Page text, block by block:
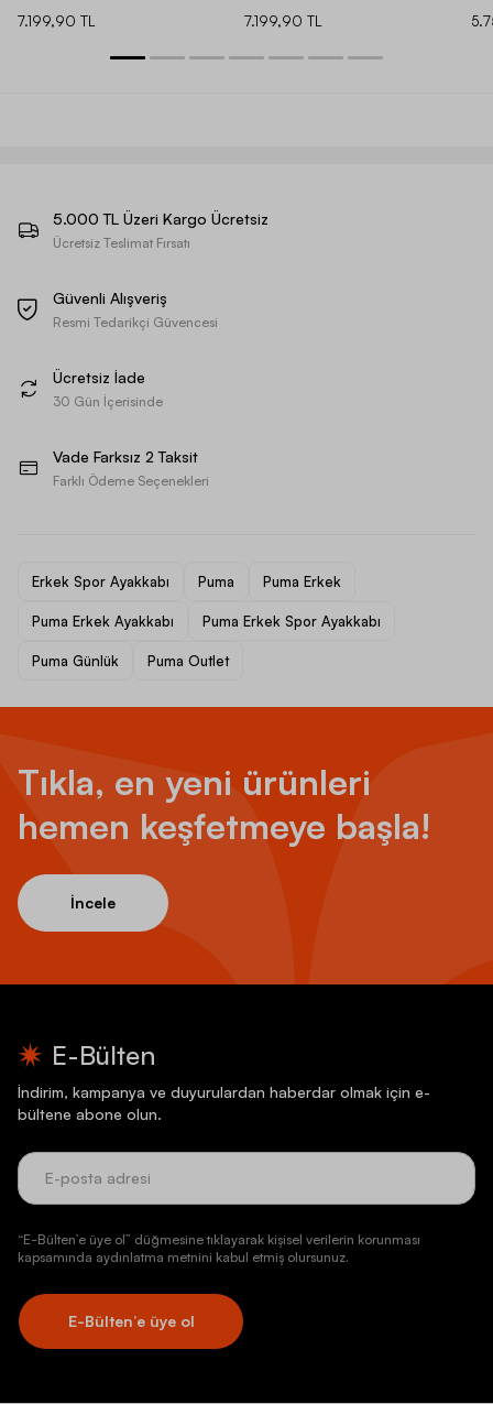
7.199,90 TL 7.199,90 TL
5.000 TL Üzeri Kargo Ücretsiz
Ücretsiz Teslimat Fırsatı
Güvenli Alışveriş
Resmi Tedarikçi Güvencesi
Ücretsiz İade
30 Gün İçerisinde
Vade Farksız 2 Taksit
Farklı Ödeme Seçenekleri
Erkek Spor Ayakkabı Puma Puma Erkek
Puma Erkek Ayakkabı Puma Erkek Spor Ayakkabı
Puma Günlük Puma Outlet
Tıkla, en yeni ürünleri
hemen keşfetmeye başla!
İncele
E-Bülten
İndirim, kampanya ve duyurulardan haberdar olmak için e-
bültene abone olun.
“E-Bülten’e üye ol” düğmesine tıklayarak kişisel verilerin korunması
kapsamında aydınlatma metnini kabul etmiş olursunuz.
E-Bülten’e üye ol